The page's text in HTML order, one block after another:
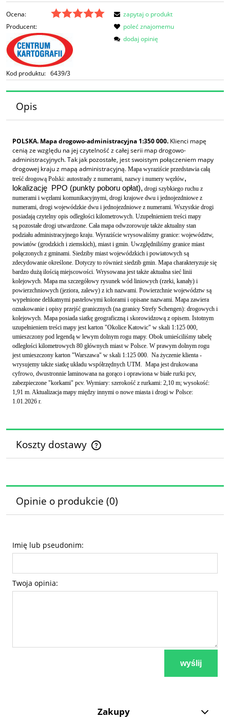
Ocena:
Producent:
Kod produktu: 6439/3
zapytaj o produkt
poleć znajomemu
dodaj opinię
Opis
POLSKA. Mapa drogowo-administracyjna 1:350 000. Klienci mapę
cenią ze względu na jej czytelność z całej serii map drogowo-
administracyjnych. Tak jak pozostałe, jest swoistym połączeniem mapy
drogowej kraju z mapą administracyjną. Mapa wyraziście przedstawia całą
treść drogową Polski: autostrady z numerami, nazwy i numery węzłów,
lokalizację PPO (punkty poboru opłat), drogi szybkiego ruchu z
numerami i węzłami komunikacyjnymi, drogi krajowe dwu i jednojezdniowe z
numerami, drogi wojewódzkie dwu i jednojezdniowe z numerami. Wszystkie drogi
posiadają czytelny opis odległości kilometrowych. Uzupełnieniem treści mapy
są pozostałe drogi utwardzone. Cała mapa odwzorowuje także aktualny stan
podziału administracyjnego kraju. Wyraziście wrysowaliśmy granice: województw,
powiatów (grodzkich i ziemskich), miast i gmin. Uwzględniliśmy granice miast
połączonych z gminami. Siedziby miast wojewódzkich i powiatowych są
zdecydowanie określone. Dotyczy to również siedzib gmin. Mapa charakteryzuje się
bardzo dużą ilością miejscowości. Wrysowana jest także aktualna sieć linii
kolejowych. Mapa ma szczegółowy rysunek wód liniowych (rzeki, kanały) i
powierzchniowych (jeziora, zalewy) z ich nazwami. Powierzchnie województw są
wypełnione delikatnymi pastelowymi kolorami i opisane nazwami. Mapa zawiera
oznakowanie i opisy przejść granicznych (na granicy Strefy Schengen): drogowych i
kolejowych. Mapa posiada siatkę geograficzną i skorowidzową z opisem. Istotnym
uzupełnieniem treści mapy jest karton "Okolice Katowic" w skali 1:125 000,
umieszczony pod legendą w lewym dolnym rogu mapy. Obok umieściliśmy tabelę
odległości kilometrowych 80 głównych miast w Polsce. W prawym dolnym rogu
jest umieszczony karton "Warszawa" w skali 1:125 000. Na życzenie klienta -
wrysujemy także siatkę układu współrzędnych UTM. Mapa jest drukowana
cyfrowo, dwustronnie laminowana na gorąco i oprawiona w białe rurki pcv,
zabezpieczone "korkami" pcv. Wymiary: szerokość z rurkami: 2,10 m; wysokość:
1,91 m. Aktualizacja mapy między innymi o nowe miasta i drogi w Polsce:
1.01.2026 r.
Koszty dostawy
Cena nie zawiera ewentualnych kosztów płatności
Opinie o produkcie (0)
Imię lub pseudonim:
Twoja opinia:
wyślij
Zakupy